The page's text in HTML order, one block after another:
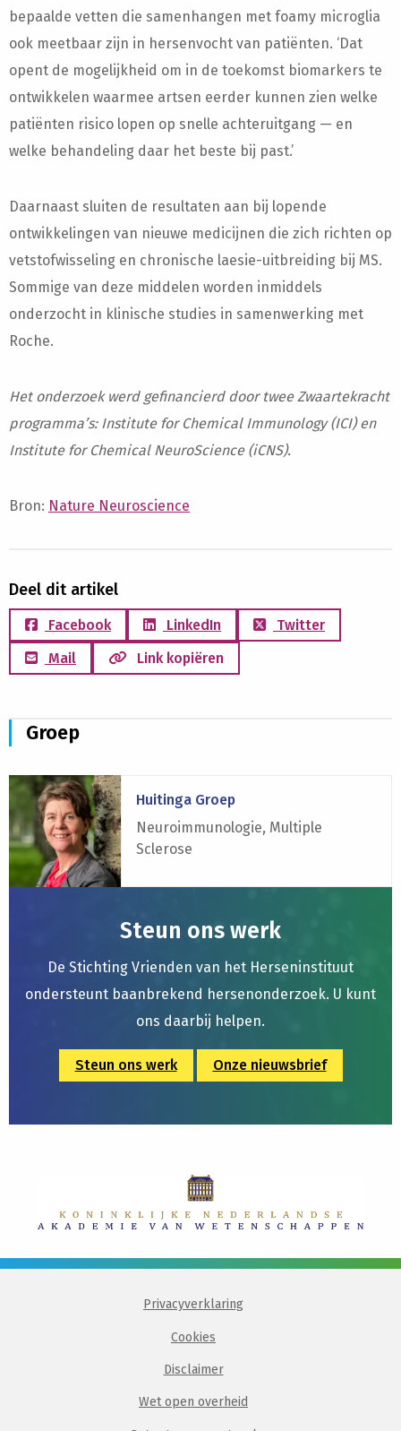
bepaalde vetten die samenhangen met foamy microglia
ook meetbaar zijn in hersenvocht van patiënten. ‘Dat
opent de mogelijkheid om in de toekomst biomarkers te
ontwikkelen waarmee artsen eerder kunnen zien welke
patiënten risico lopen op snelle achteruitgang — en
welke behandeling daar het beste bij past.’
Daarnaast sluiten de resultaten aan bij lopende
ontwikkelingen van nieuwe medicijnen die zich richten op
vetstofwisseling en chronische laesie-uitbreiding bij MS.
Sommige van deze middelen worden inmiddels
onderzocht in klinische studies in samenwerking met
Roche.
Het onderzoek werd gefinancierd door twee Zwaartekracht
programma’s: Institute for Chemical Immunology (ICI) en
Institute for Chemical NeuroScience (iCNS).
Bron: Nature Neuroscience
Deel dit artikel
Facebook LinkedIn
Twitter
Mail
Link kopiëren
Groep
Huitinga Groep
Neuroimmunologie, Multiple
Sclerose
Lees
meer
over
Huitinga
Groep
Steun ons werk
De Stichting Vrienden van het Herseninstituut
ondersteunt baanbrekend hersenonderzoek. U kunt
ons daarbij helpen.
Steun ons werk Onze nieuwsbrief
Privacyverklaring
Cookies
Disclaimer
Wet open overheid